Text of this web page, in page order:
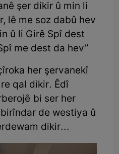
şer dikir û min li
lê me soz dabû hev
û li Girê Spî dest
me dest da hev”
her şervanekî
qal dikir. Êdî
bi ser her
de westiya û
dikir...